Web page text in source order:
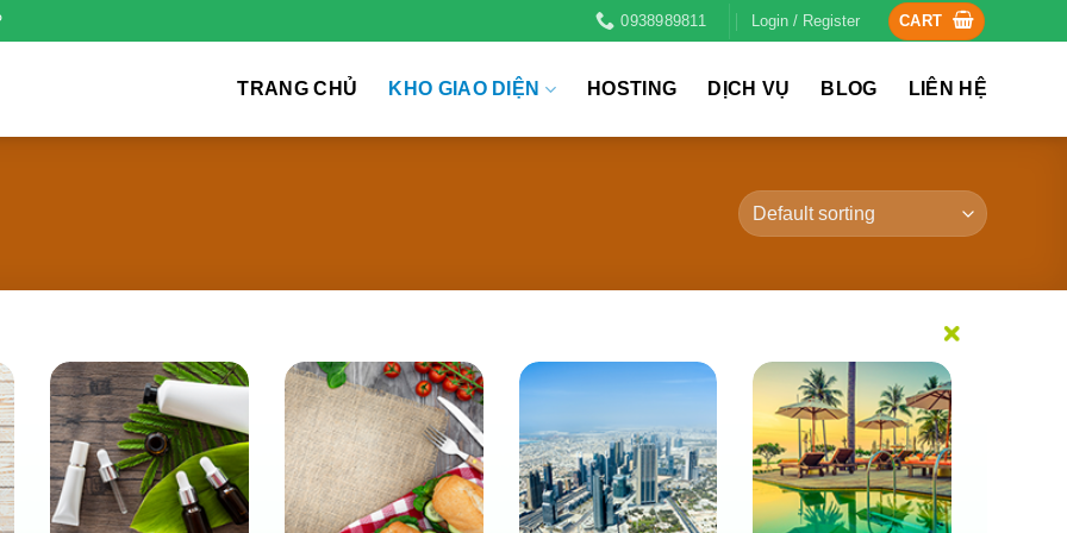
0938989811 Login / Register CART
TRANG CHỦ KHO GIAO DIỆN HOSTING DỊCH VỤ BLOG LIÊN HỆ